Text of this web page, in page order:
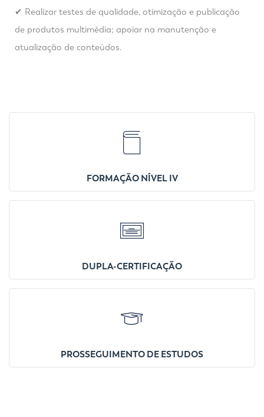
✔ Realizar testes de qualidade, otimização e publicação
de produtos multimédia; apoiar na manutenção e
atualização de conteúdos.
FORMAÇÃO NÍVEL IV
DUPLA-CERTIFICAÇÃO
PROSSEGUIMENTO DE ESTUDOS